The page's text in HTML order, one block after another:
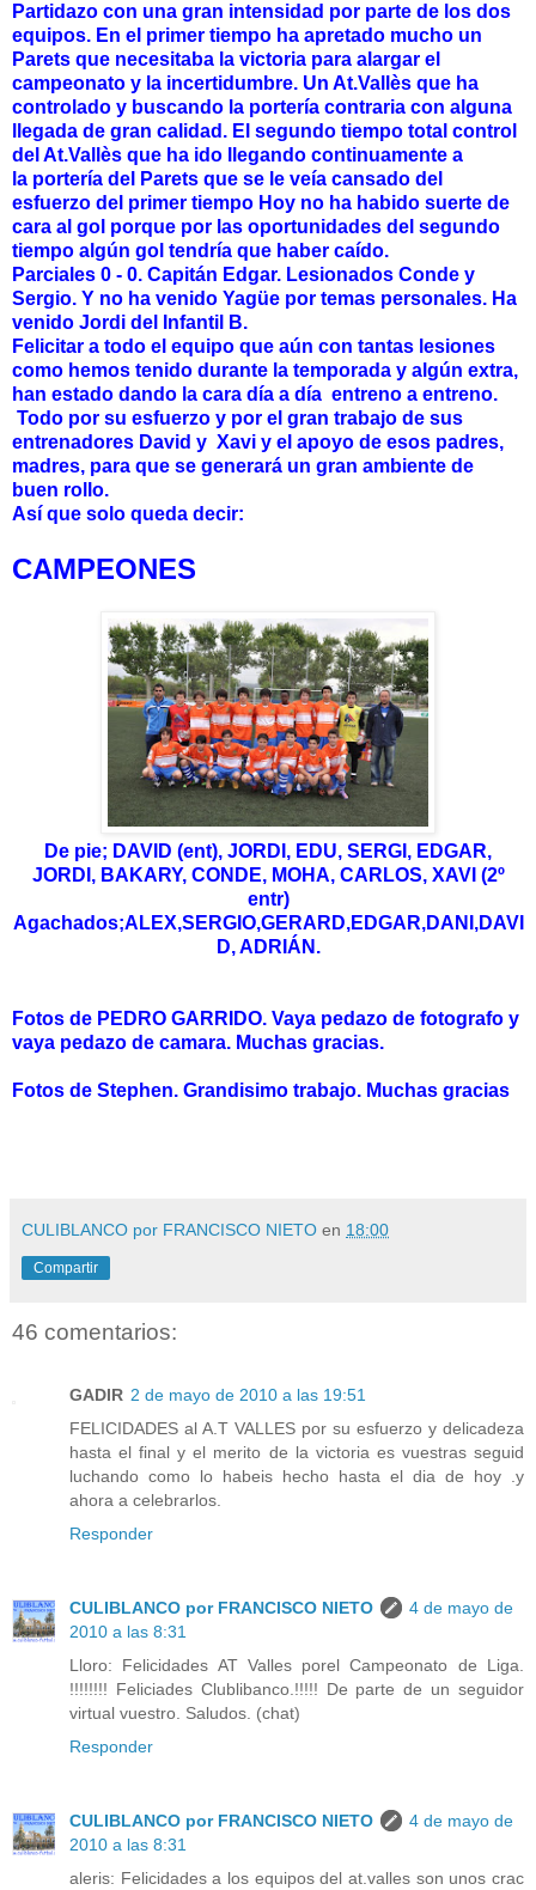
Partidazo con una gran intensidad por parte de los dos
equipos. En el primer tiempo ha apretado mucho un
Parets que necesitaba la victoria para alargar el
campeonato y la incertidumbre. Un At.Vallès que ha
controlado y buscando la portería contraria con alguna
llegada de gran calidad. El segundo tiempo total control
del At.Vallès que ha ido llegando continuamente a
la portería del Parets que se le veía cansado del
esfuerzo del primer tiempo Hoy no ha habido suerte de
cara al gol porque por las oportunidades del segundo
tiempo algún gol tendría que haber caído.
Parciales 0 - 0. Capitán Edgar. Lesionados Conde y
Sergio. Y no ha venido Yagüe por temas personales. Ha
venido Jordi del Infantil B.
Felicitar a todo el equipo que aún con tantas lesiones
como hemos tenido durante la temporada y algún extra,
han estado dando la cara día a día entreno a entreno.
Todo por su esfuerzo y por el gran trabajo de sus
entrenadores David y Xavi y el apoyo de esos padres,
madres, para que se generará un gran ambiente de
buen rollo.
Así que solo queda decir:
CAMPEONES
De pie; DAVID (ent), JORDI, EDU, SERGI, EDGAR,
JORDI, BAKARY, CONDE, MOHA, CARLOS, XAVI (2º
entr)
Agachados;ALEX,SERGIO,GERARD,EDGAR,DANI,DAVI
D, ADRIÁN.
Fotos de PEDRO GARRIDO. Vaya pedazo de fotografo y
vaya pedazo de camara. Muchas gracias.
Fotos de Stephen. Grandisimo trabajo. Muchas gracias
CULIBLANCO por FRANCISCO NIETO en 18:00
Compartir
46 comentarios:
GADIR 2 de mayo de 2010 a las 19:51
FELICIDADES al A.T VALLES por su esfuerzo y delicadeza
hasta el final y el merito de la victoria es vuestras seguid
luchando como lo habeis hecho hasta el dia de hoy .y
ahora a celebrarlos.
Responder
CULIBLANCO por FRANCISCO NIETO
4 de mayo de
2010 a las 8:31
Lloro: Felicidades AT Valles porel Campeonato de Liga.
!!!!!!!! Feliciades Clublibanco.!!!!! De parte de un seguidor
virtual vuestro. Saludos. (chat)
Responder
CULIBLANCO por FRANCISCO NIETO
4 de mayo de
2010 a las 8:31
aleris: Felicidades a los equipos del at.valles son unos crac